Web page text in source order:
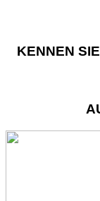
KENNEN